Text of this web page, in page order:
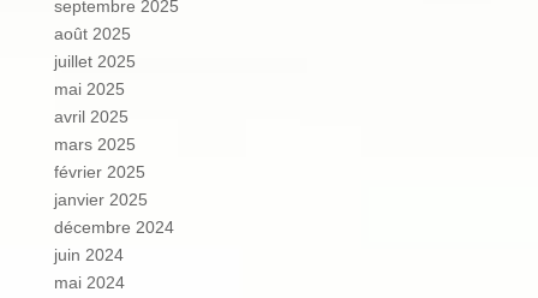
septembre 2025
août 2025
juillet 2025
mai 2025
avril 2025
mars 2025
février 2025
janvier 2025
décembre 2024
juin 2024
mai 2024